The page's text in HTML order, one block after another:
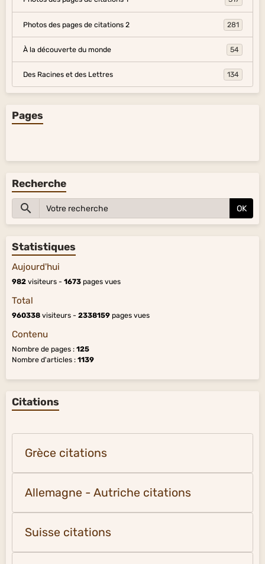
Photos des pages de citations 2 281
À la découverte du monde 54
Des Racines et des Lettres 134
Pages
Recherche
OK
Statistiques
Aujourd'hui
982 visiteurs - 1673 pages vues
Total
960338 visiteurs - 2338159 pages vues
Contenu
Nombre de pages : 125
Nombre d'articles : 1139
Citations
Grèce citations
Allemagne - Autriche citations
Suisse citations